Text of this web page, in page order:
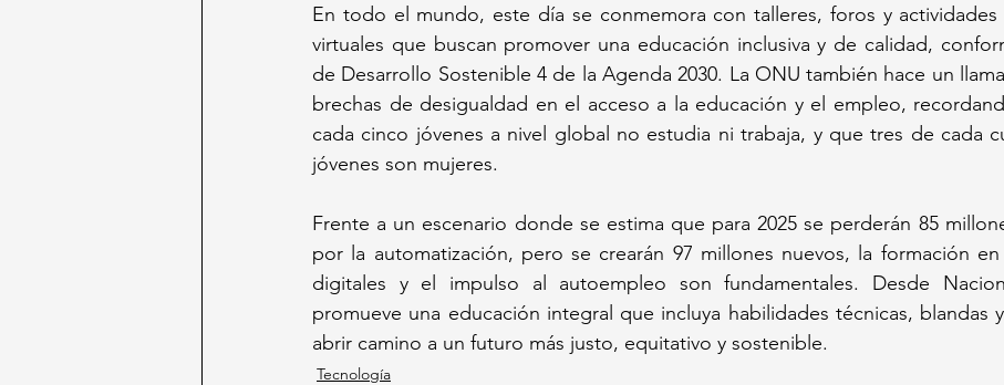
En todo el mundo, este día se conmemora con talleres, foros y actividades
virtuales que buscan promover una educación inclusiva y de calidad,
de Desarrollo Sostenible 4 de la Agenda 2030. La ONU también hace un
brechas de desigualdad en el acceso a la educación y el empleo,
cada cinco jóvenes a nivel global no estudia ni trabaja, y que tres de cada
jóvenes son mujeres.
Frente a un escenario donde se estima que para 2025 se perderán 85
por la automatización, pero se crearán 97 millones nuevos, la formación
digitales y el impulso al autoempleo son fundamentales. Desde
promueve una educación integral que incluya habilidades técnicas, blandas
abrir camino a un futuro más justo, equitativo y sostenible.
Tecnología